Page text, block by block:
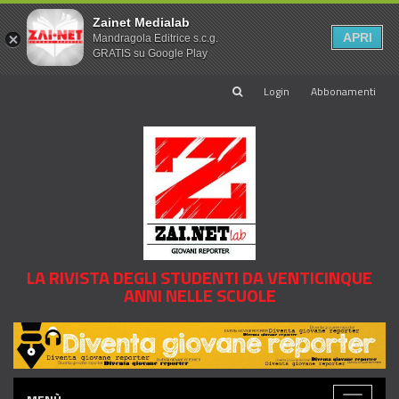
Login Abbonamenti
LA RIVISTA DEGLI STUDENTI DA VENTICINQUE
ANNI NELLE SCUOLE
Zainet Medialab
Mandragola Editrice s.c.g.
GRATIS su Google Play
APRI